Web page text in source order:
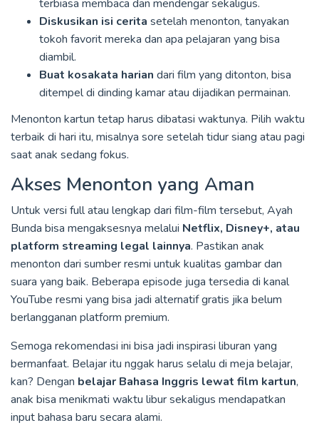
terbiasa membaca dan mendengar sekaligus.
Diskusikan isi cerita setelah menonton, tanyakan
tokoh favorit mereka dan apa pelajaran yang bisa
diambil.
Buat kosakata harian dari film yang ditonton, bisa
ditempel di dinding kamar atau dijadikan permainan.
Menonton kartun tetap harus dibatasi waktunya. Pilih waktu
terbaik di hari itu, misalnya sore setelah tidur siang atau pagi
saat anak sedang fokus.
Akses Menonton yang Aman
Untuk versi full atau lengkap dari film-film tersebut, Ayah
Bunda bisa mengaksesnya melalui Netflix, Disney+, atau
platform streaming legal lainnya. Pastikan anak
menonton dari sumber resmi untuk kualitas gambar dan
suara yang baik. Beberapa episode juga tersedia di kanal
YouTube resmi yang bisa jadi alternatif gratis jika belum
berlangganan platform premium.
Semoga rekomendasi ini bisa jadi inspirasi liburan yang
bermanfaat. Belajar itu nggak harus selalu di meja belajar,
kan? Dengan belajar Bahasa Inggris lewat film kartun,
anak bisa menikmati waktu libur sekaligus mendapatkan
input bahasa baru secara alami.